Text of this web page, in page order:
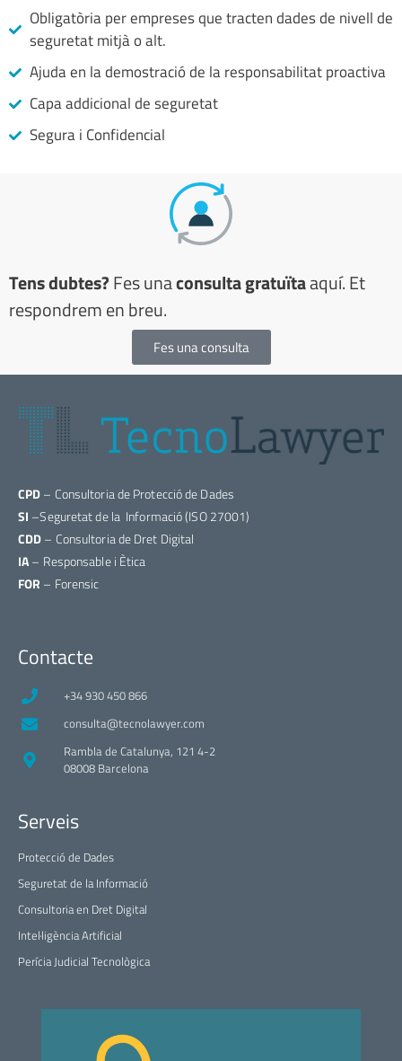
Obligatòria per empreses que tracten dades de nivell de
seguretat mitjà o alt.
Ajuda en la demostració de la responsabilitat proactiva
Capa addicional de seguretat
Segura i Confidencial
Tens dubtes?Fes unaconsulta gratuïtaaquí. Et
respondrem en breu.
Fes una consulta
CPD– Consultoria de Protecció de Dades
SI –Seguretat de la Informació (ISO 27001)
CDD– Consultoria de Dret Digital
IA– Responsable i Ètica
FOR – Forensic
Contacte
+34 930 450 866
consulta@tecnolawyer.com
Rambla de Catalunya, 121 4-2
08008 Barcelona
Serveis
Protecció de Dades
Seguretat de la Informació
Consultoria en Dret Digital
Intel·ligència Artificial
Perícia Judicial Tecnològica